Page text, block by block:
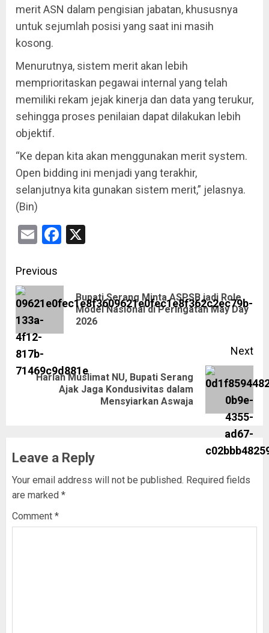
merit ASN dalam pengisian jabatan, khususnya
untuk sejumlah posisi yang saat ini masih
kosong.
Menurutnya, sistem merit akan lebih
memprioritaskan pegawai internal yang telah
memiliki rekam jejak kinerja dan data yang terukur,
sehingga proses penilaian dapat dilakukan lebih
objektif.
“Ke depan kita akan menggunakan merit system.
Open bidding ini menjadi yang terakhir,
selanjutnya kita gunakan sistem merit,” jelasnya.
(Bin)
EmailFacebook
Previous
Bupati Serang Minta ASPSB jadi Role
Model Nasional di Peringatan May Day
2026
Next
Harlah Muslimat NU, Bupati Serang
Ajak Jaga Kondusivitas dalam
Mensyiarkan Aswaja
Leave a Reply
Your email address will not be published. Required fields
are marked *
Comment *